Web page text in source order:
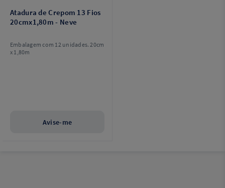
Atadura de Crepom 13 Fios
20cmx1,80m - Neve
Embalagem com 12 unidades. 20cm
x 1,80m
Avise-me